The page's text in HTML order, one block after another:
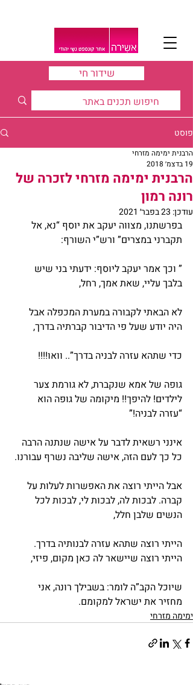
שידור חי
פוסט
הרבנית ימימה מזרחי לזכרה של
רונה רמון
הרבנית ימימה מזרחי
19 בדצמ׳ 2018
עודכן: 23 בפבר׳ 2021
בפרשתנו, מצווה יעקב את יוסף “נא, אל
תקברני במצרים” ורש”י השורף:
” וכך אמר יעקב ליוסף: ידעתי בני שיש
בלבך עליי, שאת אמך, רחל,
לא הבאתי לקבורה במערת המכפלה אבל
היה יודע שעל פי הדיבור קברתיה בדרך,
כדי שתהא עזרה לבניה בדרך”.. וואו!!!!
גופה של אמא שנקברת, לא גורמת צער
לילדים! להיפך!! מיקומה של גופה הוא
“עזרה לבניה!”
אינני רשאית לדבר על אישה שנתנה הרבה
כל כך לעם הזה, אישה שליבה נשרף עבורנו.
אבל הייתי רוצה את האפשרות לעלות על
קברה. לבכות לה, לבכות לי, לבכות לכל
הנשים שלבן חלל,
הייתי רוצה שתהא עזרה לבנותיה בדרך.
הייתי רוצה שיישאר לה כאן מקום, פיזי,
שיוכל הקב”ה לומר: בשבילך רונה, אני
מחזיר את ישראל למקומם.
ימימה מזרחי